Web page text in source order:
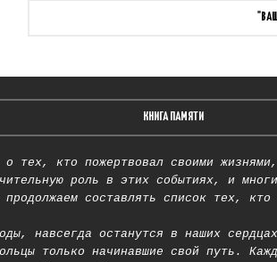
КНИГА ПАМЯТИ
тех, кто пожертвовал своими
роль в этих событиях, и
составлять список тех,
навсегда останутся в наших
только начинавшие свой путь.